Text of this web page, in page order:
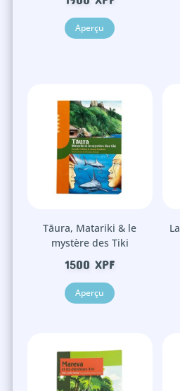
Aperçu
Tāura, Matariki & le
mystère des Tiki
1500XPF
Aperçu